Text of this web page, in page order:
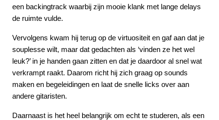
een backingtrack waarbij zijn mooie klank met lange delays
de ruimte vulde.
Vervolgens kwam hij terug op de virtuositeit en gaf aan dat je
souplesse wilt, maar dat gedachten als ‘vinden ze het wel
leuk?’ in je handen gaan zitten en dat je daardoor al snel wat
verkrampt raakt. Daarom richt hij zich graag op sounds
maken en begeleidingen en laat de snelle licks over aan
andere gitaristen.
Daarnaast is het heel belangrijk om echt te studeren, als een